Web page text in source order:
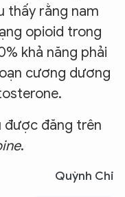
thấy rằng nam
opioid trong
khả năng phải
cương dương
được đăng trên
.
Quỳnh Chi